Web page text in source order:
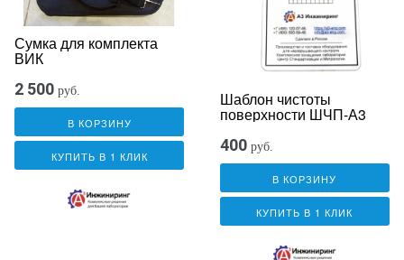
Сумка для комплекта
ВИК
2 500 руб.
В КОРЗИНУ
КУПИТЬ В 1 КЛИК
Шаблон чистоты
поверхности ШЧП-А3
400 руб.
В КОРЗИНУ
КУПИТЬ В 1 КЛИК